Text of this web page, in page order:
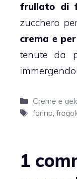
frullato di
zucchero
crema e
tenute da
Categorie
Creme e
Tag
farina,
1